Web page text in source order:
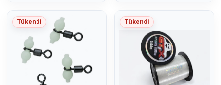
Tükendi Tükendi